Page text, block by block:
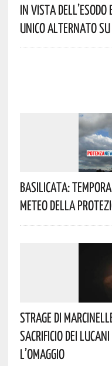
In Vista Dell’esodo
Unico Alternato
Basilicata:
Meteo Della
Strage Di
Sacrificio Dei
L’omaggio